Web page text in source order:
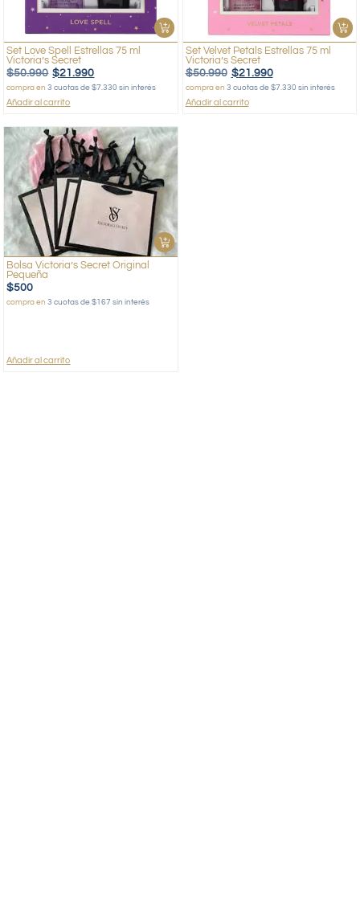
Set Love Spell Estrellas 75 ml
Victoria’s Secret
$50.990 $21.990
compra en3 cuotas de $7.330 sin interés
Añadir al carrito
Set Velvet Petals Estrellas 75 ml
Victoria’s Secret
$50.990 $21.990
compra en 3 cuotas de $7.330 sin interés
Añadir al carrito
Bolsa Victoria’s Secret Original
Pequeña
$500
compra en3 cuotas de $167 sin interés
Añadir al carrito